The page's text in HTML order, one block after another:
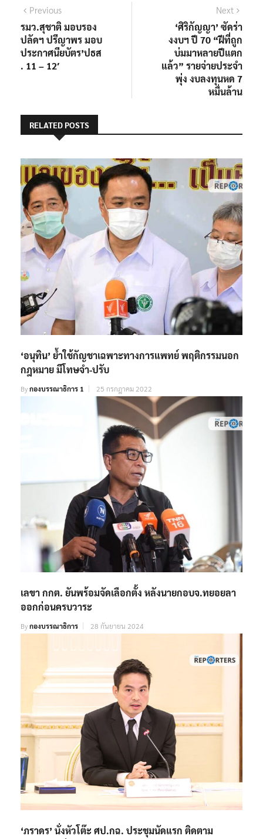
แนะแนว
เรื่อง
PreviousPrevious
post:
รมว.สุชาติ มอบรอง
ปลัดฯ ปรีญาพร มอบ
ประกาศนียบัตร’ปธส
. 11 – 12′
Next
post:
‘ศิริกัญญา’ ซัดร่า
งงบฯ ปี 70 “ฝีที่ถูก
บ่มมาหลายปีแตก
แล้ว” รายจ่ายประจำ
พุ่ง งบลงทุนหด 7
หมื่นล้าน
RELATED POSTS
‘อนุทิน’ ย้ำใช้กัญชาเฉพาะทางการแพทย์ พฤติกรรมนอก
กฎหมาย มีโทษจำ-ปรับ
Byกองบรรณาธิการ 1 25 กรกฎาคม 2022
เลขา กกต. ยันพร้อมจัดเลือกตั้ง หลังนายกอบจ.ทยอยลา
ออกก่อนครบวาระ
Byกองบรรณาธิการ 28 กันยายน 2024
‘ภราดร’ นั่งหัวโต๊ะ ศป.กฉ. ประชุมนัดแรก ติดตาม